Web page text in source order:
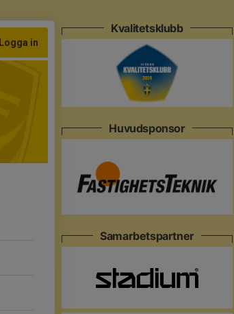
Logga in
Kvalitetsklubb
Huvudsponsor
Samarbetspartner